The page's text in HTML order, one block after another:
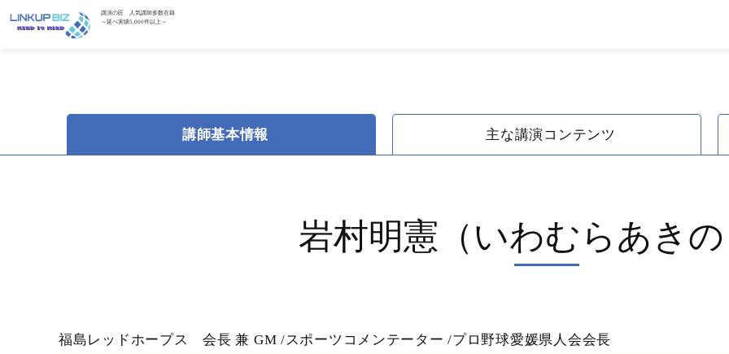
講演の匠 人気講師多数在籍
～延べ実績5,000件以上～
講師基本情報 主な講演コンテンツ
岩村明憲（いわむらあきの
福島レッドホープス 会長 兼 GM /スポーツコメンテーター /プロ野球愛媛県人会会長